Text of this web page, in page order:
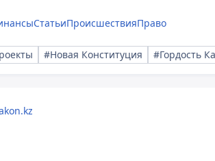
СтатьиПроисшествияПраво
#Новая Конституция #Гордость